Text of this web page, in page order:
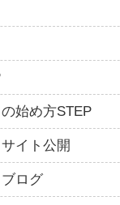
始め方STEP
イト公開
ログ